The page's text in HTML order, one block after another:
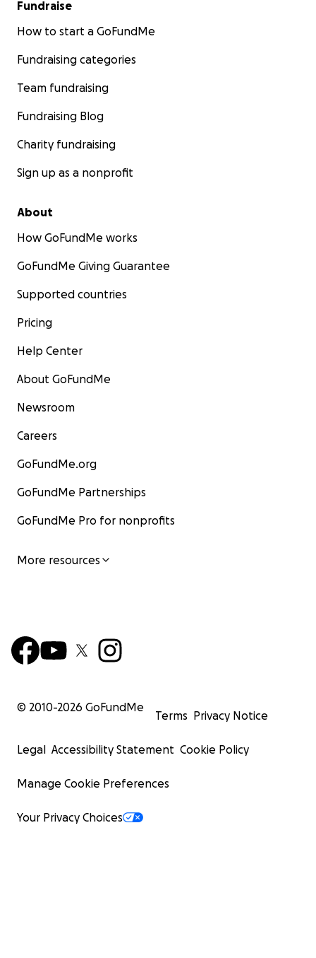
Fundraise
How to start a GoFundMe
Fundraising categories
Team fundraising
Fundraising Blog
Charity fundraising
Sign up as a nonprofit
About
How GoFundMe works
GoFundMe Giving Guarantee
Supported countries
Pricing
Help Center
About GoFundMe
Newsroom
Careers
GoFundMe.org
GoFundMe Partnerships
GoFundMe Pro for nonprofits
More resources
© 2010-2026 GoFundMe
Terms Privacy Notice
Legal Accessibility Statement Cookie Policy
Manage Cookie Preferences
Your Privacy Choices